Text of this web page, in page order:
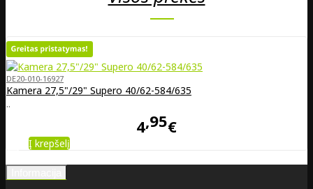
DE20-010-16927
Kamera 27,5"/29" Supero 40/62-584/635
..
4 95€
Į krepšelį